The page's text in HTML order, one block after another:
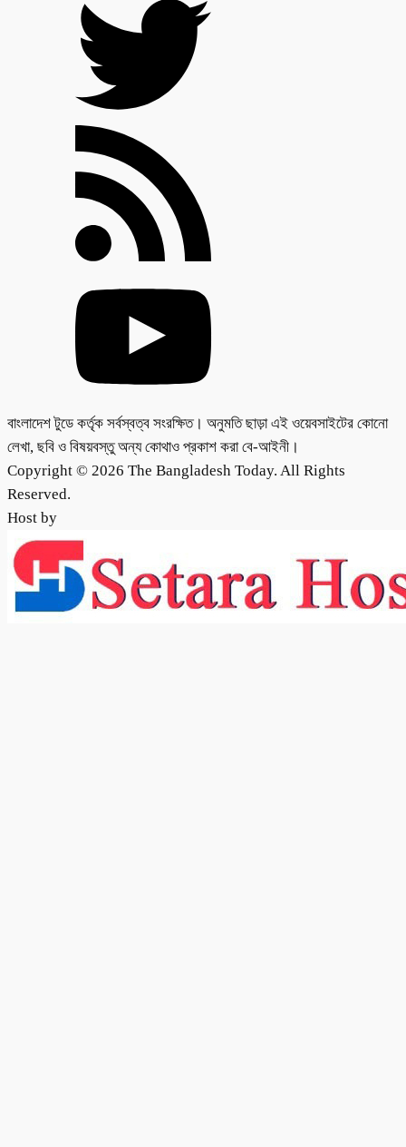
বাংলাদেশ টুডে কর্তৃক সর্বস্বত্ব সংরক্ষিত। অনুমতি ছাড়া এই ওয়েবসাইটের কোনো
লেখা, ছবি ও বিষয়বস্তু অন্য কোথাও প্রকাশ করা বে-আইনী।
Copyright © 2026 The Bangladesh Today. All Rights
Reserved.
Host by